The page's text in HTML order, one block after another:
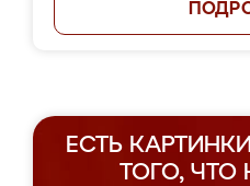
ЕСТЬ
ТОГО, ЧТО